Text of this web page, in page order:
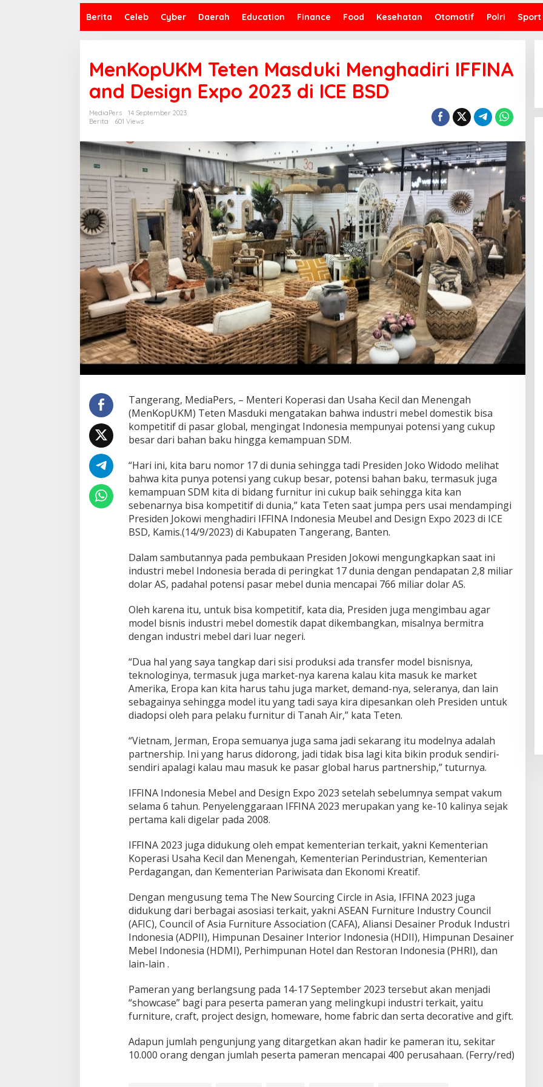
Berita Celeb Cyber Daerah Education Finance Food Kesehatan Otomotif Polri Sport
MenKopUKM Teten Masduki Menghadiri IFFINA
and Design Expo 2023 di ICE BSD
MediaPers
14 September 2023
Berita
601 Views
Tangerang, MediaPers, – Menteri Koperasi dan Usaha Kecil dan Menengah
(MenKopUKM) Teten Masduki mengatakan bahwa industri mebel domestik bisa
kompetitif di pasar global, mengingat Indonesia mempunyai potensi yang cukup
besar dari bahan baku hingga kemampuan SDM.
“Hari ini, kita baru nomor 17 di dunia sehingga tadi Presiden Joko Widodo melihat
bahwa kita punya potensi yang cukup besar, potensi bahan baku, termasuk juga
kemampuan SDM kita di bidang furnitur ini cukup baik sehingga kita kan
sebenarnya bisa kompetitif di dunia,” kata Teten saat jumpa pers usai mendampingi
Presiden Jokowi menghadiri IFFINA Indonesia Meubel and Design Expo 2023 di ICE
BSD, Kamis.(14/9/2023) di Kabupaten Tangerang, Banten.
Dalam sambutannya pada pembukaan Presiden Jokowi mengungkapkan saat ini
industri mebel Indonesia berada di peringkat 17 dunia dengan pendapatan 2,8 miliar
dolar AS, padahal potensi pasar mebel dunia mencapai 766 miliar dolar AS.
Oleh karena itu, untuk bisa kompetitif, kata dia, Presiden juga mengimbau agar
model bisnis industri mebel domestik dapat dikembangkan, misalnya bermitra
dengan industri mebel dari luar negeri.
“Dua hal yang saya tangkap dari sisi produksi ada transfer model bisnisnya,
teknologinya, termasuk juga market-nya karena kalau kita masuk ke market
Amerika, Eropa kan kita harus tahu juga market, demand-nya, seleranya, dan lain
sebagainya sehingga model itu yang tadi saya kira dipesankan oleh Presiden untuk
diadopsi oleh para pelaku furnitur di Tanah Air,” kata Teten.
“Vietnam, Jerman, Eropa semuanya juga sama jadi sekarang itu modelnya adalah
partnership. Ini yang harus didorong, jadi tidak bisa lagi kita bikin produk sendiri-
sendiri apalagi kalau mau masuk ke pasar global harus partnership,” tuturnya.
IFFINA Indonesia Mebel and Design Expo 2023 setelah sebelumnya sempat vakum
selama 6 tahun. Penyelenggaraan IFFINA 2023 merupakan yang ke-10 kalinya sejak
pertama kali digelar pada 2008.
IFFINA 2023 juga didukung oleh empat kementerian terkait, yakni Kementerian
Koperasi Usaha Kecil dan Menengah, Kementerian Perindustrian, Kementerian
Perdagangan, dan Kementerian Pariwisata dan Ekonomi Kreatif.
Dengan mengusung tema The New Sourcing Circle in Asia, IFFINA 2023 juga
didukung dari berbagai asosiasi terkait, yakni ASEAN Furniture Industry Council
(AFIC), Council of Asia Furniture Association (CAFA), Aliansi Desainer Produk Industri
Indonesia (ADPII), Himpunan Desainer Interior Indonesia (HDII), Himpunan Desainer
Mebel Indonesia (HDMI), Perhimpunan Hotel dan Restoran Indonesia (PHRI), dan
lain-lain .
Pameran yang berlangsung pada 14-17 September 2023 tersebut akan menjadi
“showcase” bagi para peserta pameran yang melingkupi industri terkait, yaitu
furniture, craft, project design, homeware, home fabric dan serta decorative and gift.
Adapun jumlah pengunjung yang ditargetkan akan hadir ke pameran itu, sekitar
10.000 orang dengan jumlah peserta pameran mencapai 400 perusahaan. (Ferry/red)